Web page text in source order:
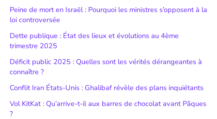
Peine de mort en Israël : Pourquoi les ministres s’opposent à la
loi controversée
Dette publique : État des lieux et évolutions au 4ème
trimestre 2025
Déficit public 2025 : Quelles sont les vérités dérangeantes à
connaître ?
Conflit Iran États-Unis : Ghalibaf révèle des plans inquiétants
Vol KitKat : Qu’arrive-t-il aux barres de chocolat avant Pâques
?